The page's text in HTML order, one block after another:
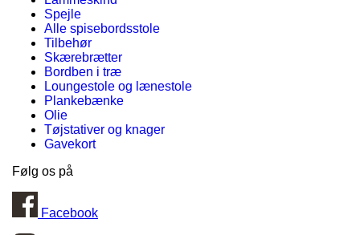
Spejle
Alle spisebordsstole
Tilbehør
Skærebrætter
Bordben i træ
Loungestole og lænestole
Plankebænke
Olie
Tøjstativer og knager
Gavekort
Følg os på
Facebook